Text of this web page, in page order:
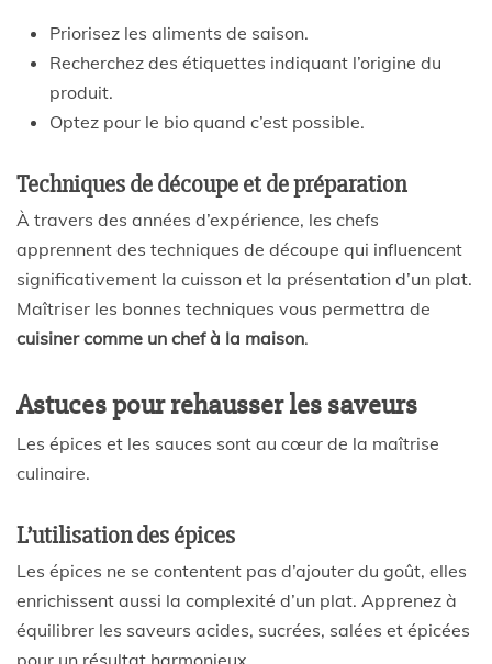
Priorisez les aliments de saison.
Recherchez des étiquettes indiquant l’origine du
produit.
Optez pour le bio quand c’est possible.
Techniques de découpe et de préparation
À travers des années d’expérience, les chefs
apprennent des techniques de découpe qui influencent
significativement la cuisson et la présentation d’un plat.
Maîtriser les bonnes techniques vous permettra de
cuisiner comme un chef à la maison.
Astuces pour rehausser les saveurs
Les épices et les sauces sont au cœur de la maîtrise
culinaire.
L’utilisation des épices
Les épices ne se contentent pas d’ajouter du goût, elles
enrichissent aussi la complexité d’un plat. Apprenez à
équilibrer les saveurs acides, sucrées, salées et épicées
pour un résultat harmonieux.